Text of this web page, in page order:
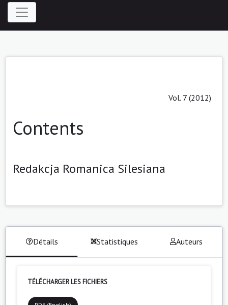
Vol. 7 (2012)
Contents
Redakcja Romanica Silesiana
Détails Statistiques Auteurs
TÉLÉCHARGER LES FICHIERS